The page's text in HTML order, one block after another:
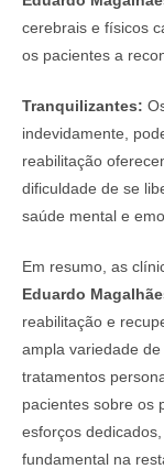
cerebrais e físicos
os pacientes a
Tranquilizantes:
indevidamente,
reabilitação
dificuldade de se
saúde mental e
Em resumo, as
Eduardo
reabilitação e
ampla variedade
tratamentos
pacientes sobre os
esforços
fundamental na